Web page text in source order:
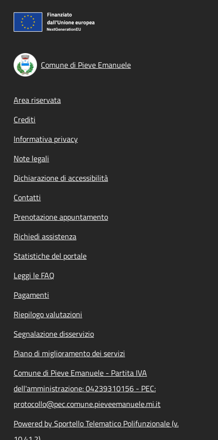
Comune di Pieve Emanuele
Footer menu
Area riservata
Crediti
Informativa privacy
Note legali
Dichiarazione di accessibilità
Contatti
Prenotazione appuntamento
Richiedi assistenza
Statistiche del portale
Leggi le FAQ
Pagamenti
Riepilogo valutazioni
Segnalazione disservizio
Piano di miglioramento dei servizi
Comune di Pieve Emanuele - Partita IVA
dell'amministrazione: 04239310156 - PEC:
protocollo@pec.comune.pieveemanuele.mi.it
Powered by Sportello Telematico Polifunzionale (v.